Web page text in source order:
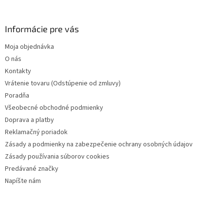
v
Informácie pre vás
Moja objednávka
O nás
Kontakty
Vrátenie tovaru (Odstúpenie od zmluvy)
Poradňa
Všeobecné obchodné podmienky
Doprava a platby
Reklamačný poriadok
Zásady a podmienky na zabezpečenie ochrany osobných údajov
Zásady používania súborov cookies
Predávané značky
Napíšte nám